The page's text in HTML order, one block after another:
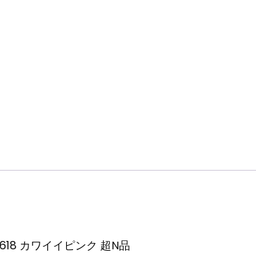
カワイイピンク 超N品